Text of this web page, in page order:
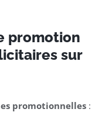
promotion
sur
promotionnelles: